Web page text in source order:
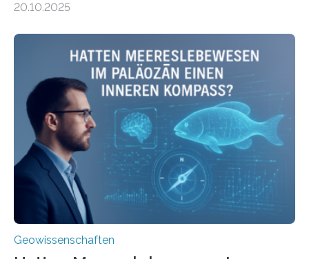
Umweltwissenschaften der Universität Bremen –
Meeresboden die Eisenverfügbarkeit und den globalen
Stoffkreislauf im Ozean prägen. Die Überblicksstudie
mit dem Titel „Iron’s Irony“ ist in Communications Earth
& Environment erschienen. Die Studie fasst bestehende
Forschungsergebnisse zusammen und interpretiert sie
neu, um zu erklären, wie Eisen, das aus hydrothermalen
Systemen freigesetzt wird, über ganze Ozeanbecken
transportiert werden kann. „Das…
20.10.2025
Geowissenschaften